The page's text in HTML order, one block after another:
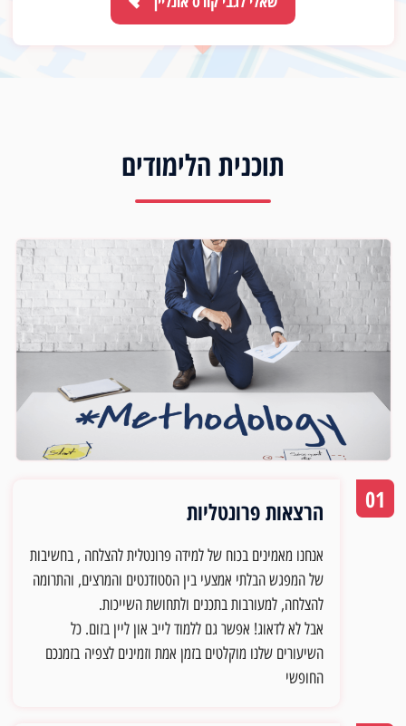
תוכנית הלימודים
01 הרצאות פרונטליות
אנחנו מאמינים בכוח של למידה פרונטלית להצלחה , בחשיבות
של המפגש הבלתי אמצעי בין הסטודנטים והמרצים, והתרומה
להצלחה, למעורבות בתכנים ולתחושת השייכות.
אבל לא לדאוג! אפשר גם ללמוד לייב און ליין בזום. כל
השיעורים שלנו מוקלטים בזמן אמת וזמינים לצפיהבזמנכם
החופשי